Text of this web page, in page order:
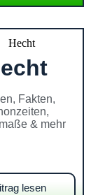
Fakten,
& mehr
lesen